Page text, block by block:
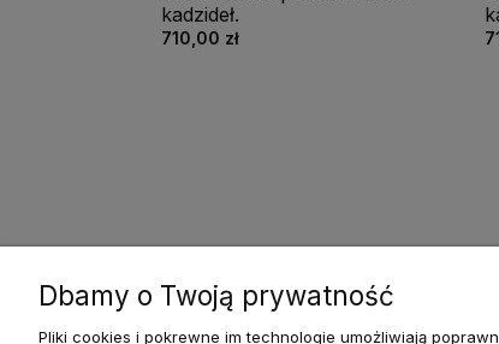
kadzideł.
710,00 zł
Dbamy o Twoją prywatność
Pliki cookies i pokrewne im technologie umożliwiają